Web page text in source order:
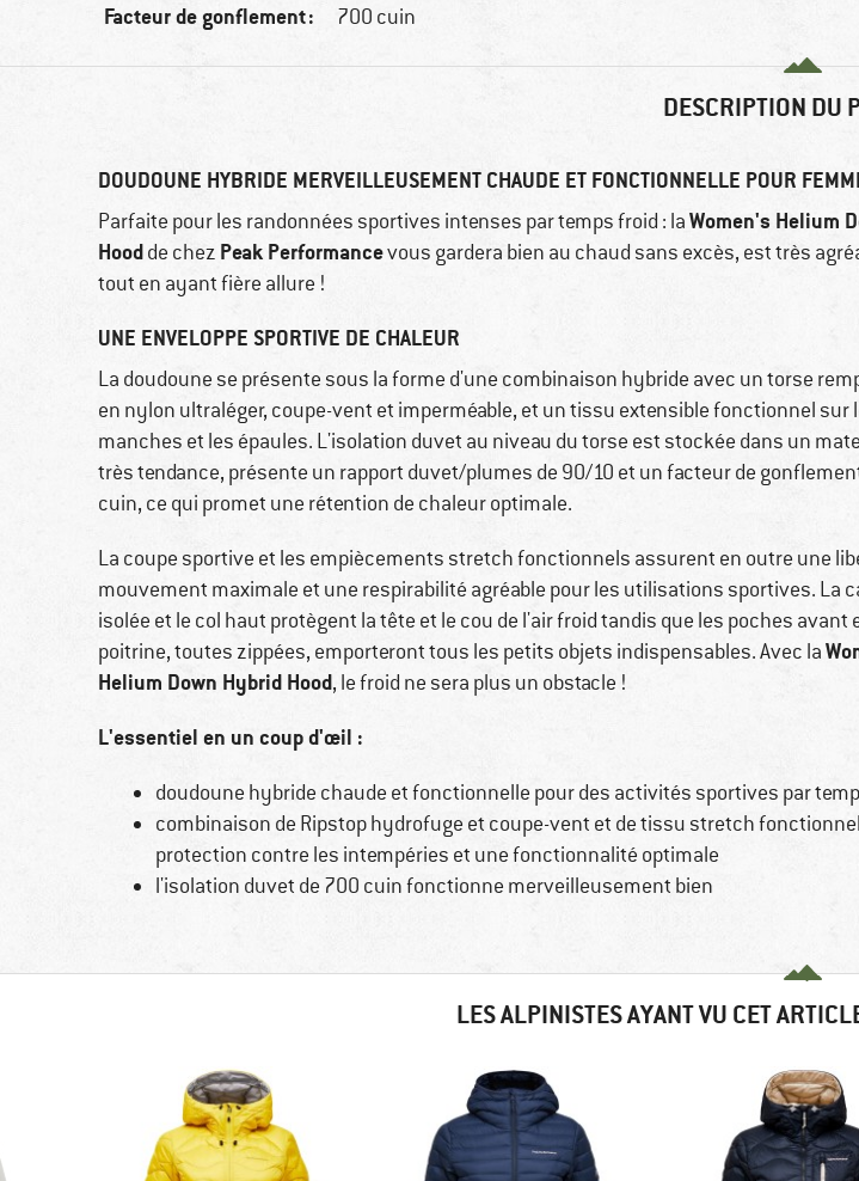
Facteur de gonflement : 700 cuin
DESCRIPTION DU
DOUDOUNE HYBRIDE MERVEILLEUSEMENT CHAUDE ET FONCTIONNELLE POUR
Parfaite pour les randonnées sportives intenses par temps froid : laWomen's Helium
Hoodde chez Peak Performancevous gardera bien au chaud sans excès, est très
tout en ayant fière allure !
UNE ENVELOPPE SPORTIVE DE CHALEUR
La doudoune se présente sous la forme d'une combinaison hybride avec un torse
en nylon ultraléger, coupe-vent et imperméable, et un tissu extensible fonctionnel sur
manches et les épaules. L'isolation duvet au niveau du torse est stockée dans un
très tendance, présente un rapport duvet/plumes de 90/10 et un facteur de
cuin, ce qui promet une rétention de chaleur optimale.
La coupe sportive et les empiècements stretch fonctionnels assurent en outre une
mouvement maximale et une respirabilité agréable pour les utilisations sportives. La
isolée et le col haut protègent la tête et le cou de l'air froid tandis que les poches avant
poitrine, toutes zippées, emporteront tous les petits objets indispensables. Avec la
Helium Down Hybrid Hood, le froid ne sera plus un obstacle !
L'essentiel en un coup d'œil :
doudoune hybride chaude et fonctionnelle pour des activités sportives par
combinaison de Ripstop hydrofuge et coupe-vent et de tissu stretch
protection contre les intempéries et une fonctionnalité optimale
l'isolation duvet de 700 cuin fonctionne merveilleusement bien
LES ALPINISTES AYANT VU CET